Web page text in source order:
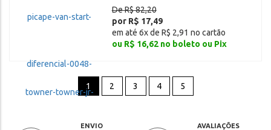
De R$ 82,20
por R$ 17,49
em até 6x de R$ 2,91 no cartão
ou R$ 16,62 no boleto ou Pix
1 2 3 4 5
ENVIO
AVALIAÇÕES